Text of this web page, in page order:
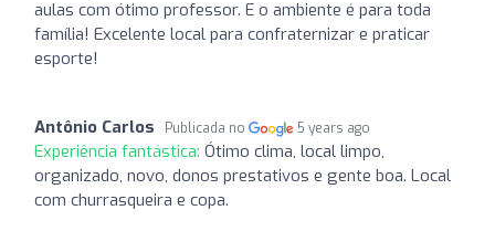
aulas com ótimo professor. E o ambiente é para toda
família! Excelente local para confraternizar e praticar
esporte!
Antônio Carlos Publicada no 5 years ago
Experiência fantástica: Ótimo clima, local limpo,
organizado, novo, donos prestativos e gente boa. Local
com churrasqueira e copa.